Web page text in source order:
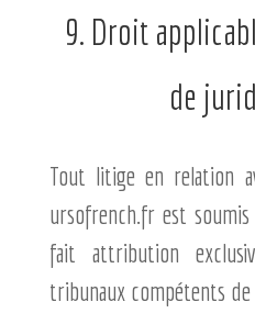
9. Droit
de
Tout litige en relation
ursofrench.fr est
fait attribution
tribunaux compétents de